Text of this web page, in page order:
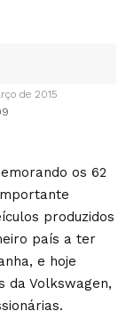
de 2015
os 62
produzidos
país a ter
e hoje
da Volkswagen,